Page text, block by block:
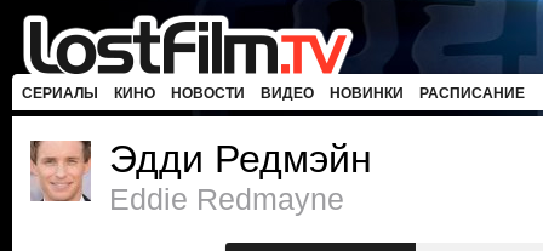
СЕРИАЛЫ КИНО НОВОСТИ ВИДЕО НОВИНКИ РАСПИСАНИЕ
Эдди Редмэйн
Eddie Redmayne